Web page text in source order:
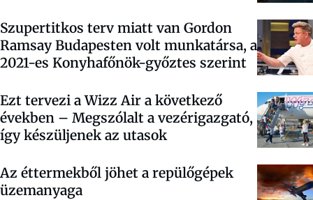
Szupertitkos terv miatt van Gordon
Ramsay Budapesten volt munkatársa, a
2021-es Konyhafőnök-győztes szerint
Ezt tervezi a Wizz Air a következő
években – Megszólalt a vezérigazgató,
így készüljenek az utasok
Az éttermekből jöhet a repülőgépek
üzemanyaga